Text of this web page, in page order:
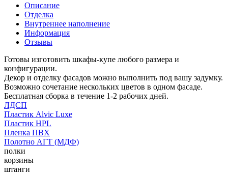
Описание
Отделка
Внутреннее наполнение
Информация
Отзывы
Готовы изготовить шкафы-купе любого размера и
конфигурации.
Декор и отделку фасадов можно выполнить под вашу задумку.
Возможно сочетание нескольких цветов в одном фасаде.
Бесплатная сборка в течение 1-2 рабочих дней.
ЛДСП
Пластик Alvic Luxe
Пластик HPL
Пленка ПВХ
Полотно АГТ (МДФ)
полки
корзины
штанги